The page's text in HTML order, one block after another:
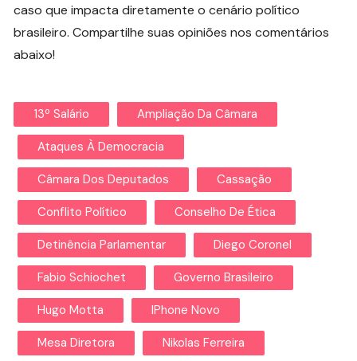
caso que impacta diretamente o cenário político
brasileiro. Compartilhe suas opiniões nos comentários
abaixo!
13º Salário Ampliação Da Câmara
Ataques À Democracia
Câmara Dos Deputados Cassação
Conflito Político Conselho De Ética
Detinência Parlamentar Diego Coronel
Fabio Schiochet Governo Brasileiro
Hugo Motta IPhone Novo
Mesa Diretora Nikolas Ferreira